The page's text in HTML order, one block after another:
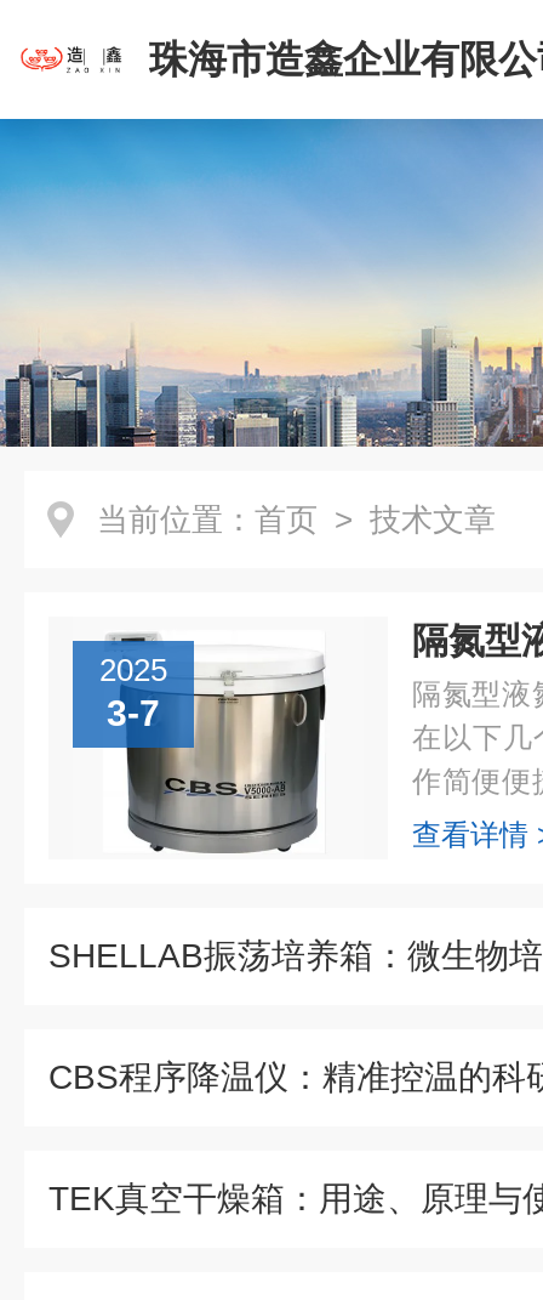
珠海市造鑫企业有限
当前位置： 首页 > 技术文章
2025
3-7
隔氮型液
在以下几
作简便便
殊的设计
查看详情
CBS程序降温仪：精准控温的科